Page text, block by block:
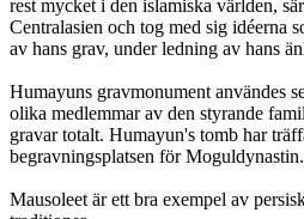
rest mycket i den islamiska världen,
Centralasien och tog med sig idéerna
av hans grav, under ledning av hans
Humayuns gravmonument användes
olika medlemmar av den styrande
gravar totalt. Humayun's tomb har
begravningsplatsen för Moguldynastin.
Mausoleet är ett bra exempel av